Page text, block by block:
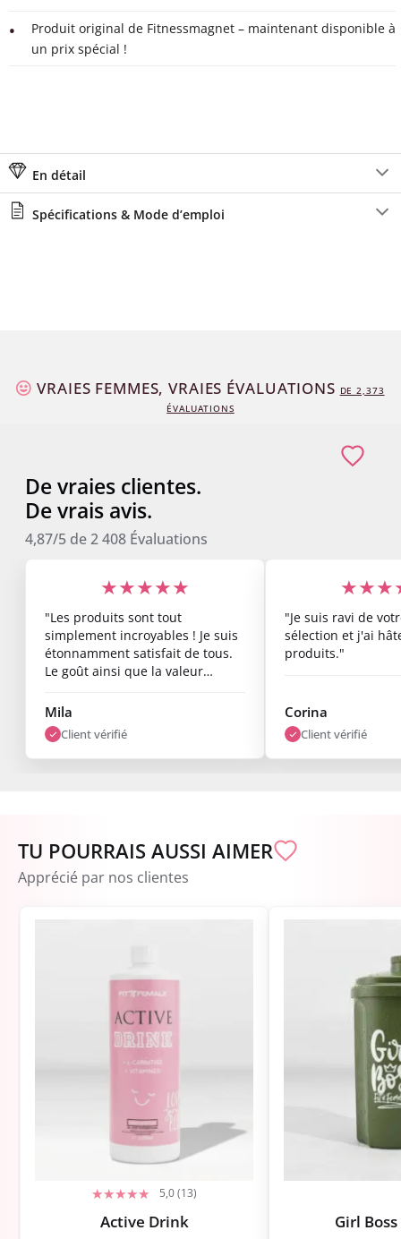
Produit original de Fitnessmagnet – maintenant disponible à
un prix spécial !
En détail
Spécifications & Mode d’emploi
VRAIES FEMMES, VRAIES ÉVALUATIONS DE2,373
ÉVALUATIONS
De vraies clientes.
De vrais avis.
4,87/5 de2 408 Évaluations
★★★★★
"Les produits sont tout
simplement incroyables ! Je suis
étonnamment satisfait de tous.
Le goût ainsi que la valeur
résultats commencent déjà à se
voir après une semaine. Je suis
vraiment ravi."
Mila
Client vérifié
"Je suis ravi de
sélection et j'ai
produits."
Corina
Client vérifié
TU POURRAIS AUSSI AIMER
Apprécié par nos clientes
5,0 (13)
Active Drink Girl